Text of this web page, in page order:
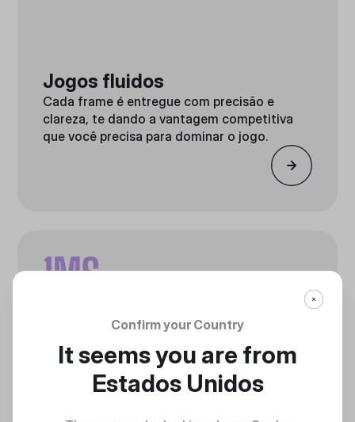
Jogos fluidos
Cada frame é entregue com precisão e
clareza, te dando a vantagem competitiva
que você precisa para dominar o jogo.
1MS
Confirm your Country
It seems you are from
Estados Unidos